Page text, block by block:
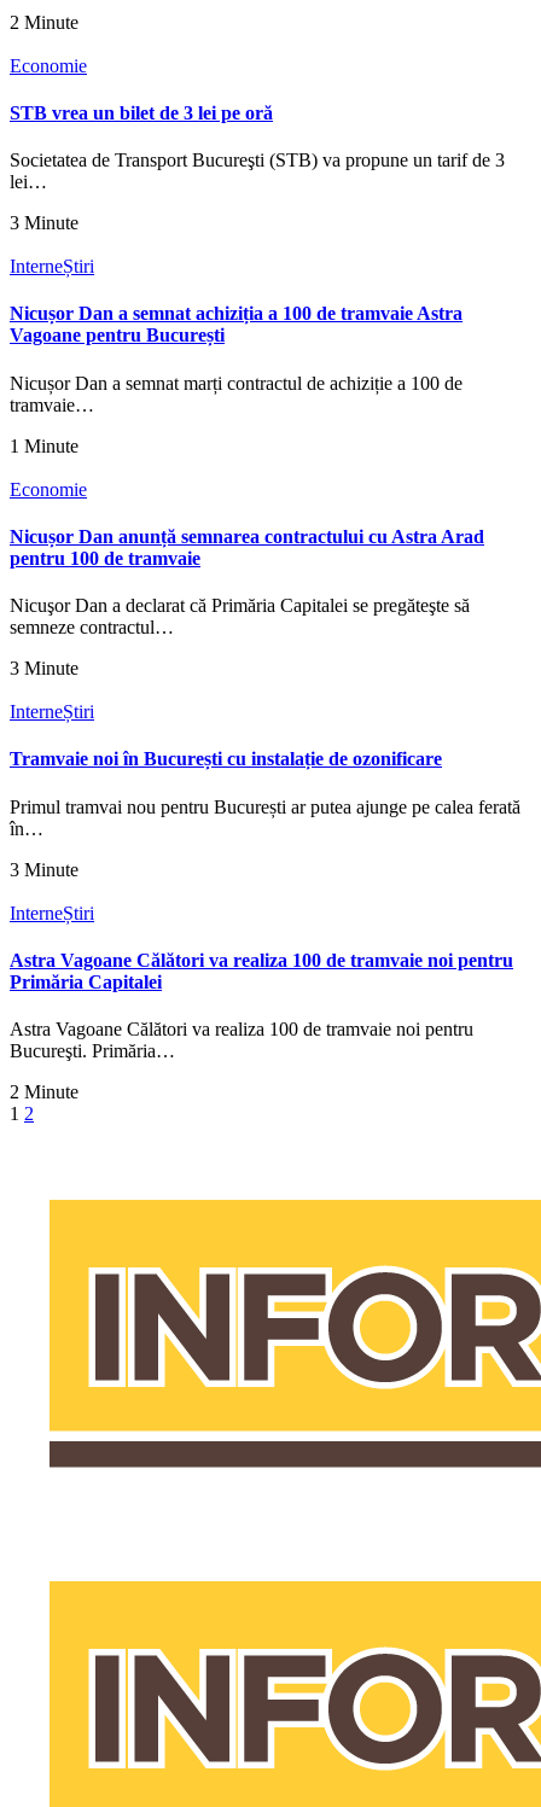
2 Minute
Economie
STB vrea un bilet de 3 lei pe oră
Societatea de Transport Bucureşti (STB) va propune un tarif de 3
lei…
3 Minute
InterneȘtiri
Nicușor Dan a semnat achiziția a 100 de tramvaie Astra
Vagoane pentru București
Nicușor Dan a semnat marți contractul de achiziție a 100 de
tramvaie…
1 Minute
Economie
Nicușor Dan anunță semnarea contractului cu Astra Arad
pentru 100 de tramvaie
Nicuşor Dan a declarat că Primăria Capitalei se pregăteşte să
semneze contractul…
3 Minute
InterneȘtiri
Tramvaie noi în București cu instalație de ozonificare
Primul tramvai nou pentru București ar putea ajunge pe calea ferată
în…
3 Minute
InterneȘtiri
Astra Vagoane Călători va realiza 100 de tramvaie noi pentru
Primăria Capitalei
Astra Vagoane Călători va realiza 100 de tramvaie noi pentru
Bucureşti. Primăria…
2 Minute
1 2